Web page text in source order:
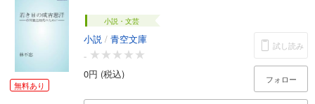
無料あり
小説・文芸
小説 / 青空文庫
-
0円 (税込)
試し読み
フォロー